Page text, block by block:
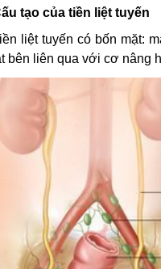
tạo của tiền liệt tuyến
liệt tuyến có bốn mặt:
bên liên qua với cơ nâng